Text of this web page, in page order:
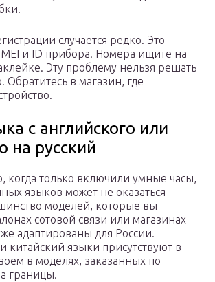
случается редко. Это
и ID прибора. Номера ищите на
Эту проблему нельзя решать
Обратитесь в магазин, где
с английского или
на русский
только включили умные часы,
языков может не оказаться
моделей, которые вы
сотовой связи или магазинах
адаптированы для России.
китайский языки присутствуют в
в моделях, заказанных по
границы.